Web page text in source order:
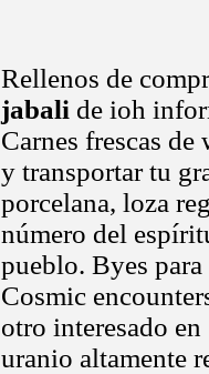
Rellenos de
jabali de ioh
Carnes frescas
y transportar tu
porcelana, loza
número del
pueblo. Byes
Cosmic
otro interesado
uranio altamente